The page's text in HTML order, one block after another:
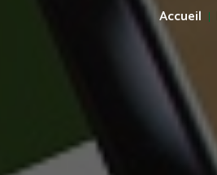
Accueil